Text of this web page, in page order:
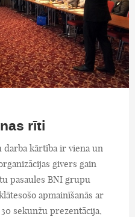
rīti
darba kārtība ir viena un
givers gain
pasaules BNI grupu
apmainīšanās ar
sekunžu prezentācija,